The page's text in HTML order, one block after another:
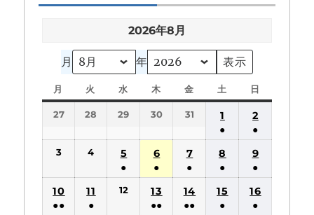
2026年8月
月 年
月
曜
日
火
曜
日
水
曜
日
木
曜
日
金
曜
土
曜
日
曜
27 28 29 30 31
1
●
(1
件
の
イ
ベ
2
●
(1
件
の
イ
ベ
3 4
5
●
(1
6
●
(1
件
7
●
(1
件
8
●
(1
件
9
●
(1
件
10
●●
11
●
12
13
●●
14
●●
15
●
16
●